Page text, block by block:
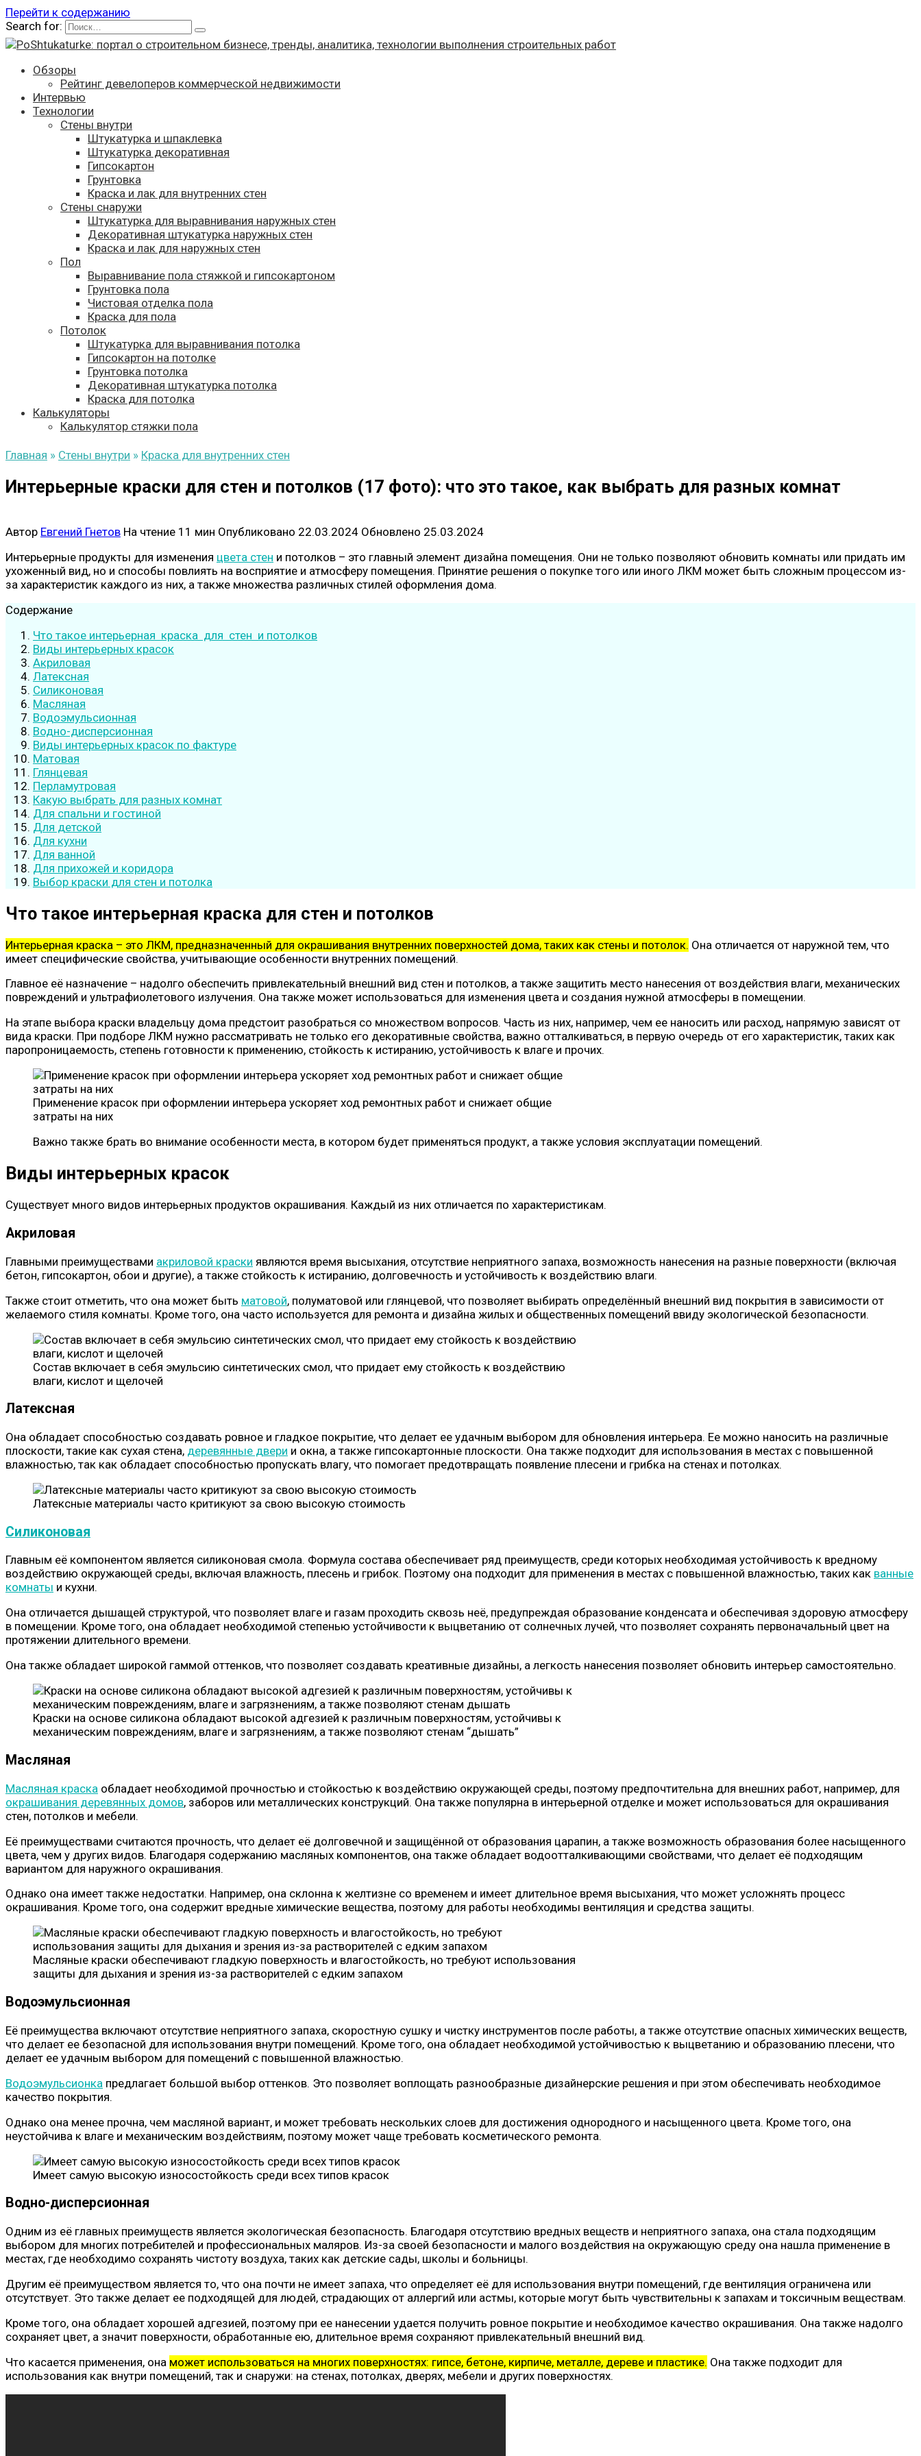
Перейти к содержанию
Search for:
Обзоры
Рейтинг девелоперов коммерческой недвижимости
Интервью
Технологии
Стены внутри
Штукатурка и шпаклевка
Штукатурка декоративная
Гипсокартон
Грунтовка
Краска и лак для внутренних стен
Стены снаружи
Штукатурка для выравнивания наружных стен
Декоративная штукатурка наружных стен
Краска и лак для наружных стен
Пол
Выравнивание пола стяжкой и гипсокартоном
Грунтовка пола
Чистовая отделка пола
Краска для пола
Потолок
Штукатурка для выравнивания потолка
Гипсокартон на потолке
Грунтовка потолка
Декоративная штукатурка потолка
Краска для потолка
Калькуляторы
Калькулятор стяжки пола
Главная » Стены внутри » Краска для внутренних стен
Интерьерные краски для стен и потолков (17 фото): что это такое, как выбрать для разных комнат
Автор Евгений Гнетов На чтение 11 мин Опубликовано 22.03.2024 Обновлено 25.03.2024
Интерьерные продукты для изменения цвета стен и потолков – это главный элемент дизайна помещения. Они не только позволяют обновить комнаты или придать им
ухоженный вид, но и способы повлиять на восприятие и атмосферу помещения. Принятие решения о покупке того или иного ЛКМ может быть сложным процессом из-
за характеристик каждого из них, а также множества различных стилей оформления дома.
Содержание
Что такое интерьерная краска для стен и потолков
Виды интерьерных красок
Акриловая
Латексная
Силиконовая
Масляная
Водоэмульсионная
Водно-дисперсионная
Виды интерьерных красок по фактуре
Матовая
Глянцевая
Перламутровая
Какую выбрать для разных комнат
Для спальни и гостиной
Для детской
Для кухни
Для ванной
Для прихожей и коридора
Выбор краски для стен и потолка
Что такое интерьерная краска для стен и потолков
Интерьерная краска – это ЛКМ, предназначенный для окрашивания внутренних поверхностей дома, таких как стены и потолок. Она отличается от наружной тем, что
имеет специфические свойства, учитывающие особенности внутренних помещений.
Главное её назначение – надолго обеспечить привлекательный внешний вид стен и потолков, а также защитить место нанесения от воздействия влаги, механических
повреждений и ультрафиолетового излучения. Она также может использоваться для изменения цвета и создания нужной атмосферы в помещении.
На этапе выбора краски владельцу дома предстоит разобраться со множеством вопросов. Часть из них, например, чем ее наносить или расход, напрямую зависят от
вида краски. При подборе ЛКМ нужно рассматривать не только его декоративные свойства, важно отталкиваться, в первую очередь от его характеристик, таких как
паропроницаемость, степень готовности к применению, стойкость к истиранию, устойчивость к влаге и прочих.
Применение красок при оформлении интерьера ускоряет ход ремонтных работ и снижает общие
затраты на них
Важно также брать во внимание особенности места, в котором будет применяться продукт, а также условия эксплуатации помещений.
Виды интерьерных красок
Существует много видов интерьерных продуктов окрашивания. Каждый из них отличается по характеристикам.
Акриловая
Главными преимуществами акриловой краски являются время высыхания, отсутствие неприятного запаха, возможность нанесения на разные поверхности (включая
бетон, гипсокартон, обои и другие), а также стойкость к истиранию, долговечность и устойчивость к воздействию влаги.
Также стоит отметить, что она может быть матовой, полуматовой или глянцевой, что позволяет выбирать определённый внешний вид покрытия в зависимости от
желаемого стиля комнаты. Кроме того, она часто используется для ремонта и дизайна жилых и общественных помещений ввиду экологической безопасности.
Состав включает в себя эмульсию синтетических смол, что придает ему стойкость к воздействию
влаги, кислот и щелочей
Латексная
Она обладает способностью создавать ровное и гладкое покрытие, что делает ее удачным выбором для обновления интерьера. Ее можно наносить на различные
плоскости, такие как сухая стена, деревянные двери и окна, а также гипсокартонные плоскости. Она также подходит для использования в местах с повышенной
влажностью, так как обладает способностью пропускать влагу, что помогает предотвращать появление плесени и грибка на стенах и потолках.
Латексные материалы часто критикуют за свою высокую стоимость
Силиконовая
Главным её компонентом является силиконовая смола. Формула состава обеспечивает ряд преимуществ, среди которых необходимая устойчивость к вредному
воздействию окружающей среды, включая влажность, плесень и грибок. Поэтому она подходит для применения в местах с повышенной влажностью, таких как ванные
комнаты и кухни.
Она отличается дышащей структурой, что позволяет влаге и газам проходить сквозь неё, предупреждая образование конденсата и обеспечивая здоровую атмосферу
в помещении. Кроме того, она обладает необходимой степенью устойчивости к выцветанию от солнечных лучей, что позволяет сохранять первоначальный цвет на
протяжении длительного времени.
Она также обладает широкой гаммой оттенков, что позволяет создавать креативные дизайны, а легкость нанесения позволяет обновить интерьер самостоятельно.
Краски на основе силикона обладают высокой адгезией к различным поверхностям, устойчивы к
механическим повреждениям, влаге и загрязнениям, а также позволяют стенам “дышать”
Масляная
Масляная краска обладает необходимой прочностью и стойкостью к воздействию окружающей среды, поэтому предпочтительна для внешних работ, например, для
окрашивания деревянных домов, заборов или металлических конструкций. Она также популярна в интерьерной отделке и может использоваться для окрашивания
стен, потолков и мебели.
Её преимуществами считаются прочность, что делает её долговечной и защищённой от образования царапин, а также возможность образования более насыщенного
цвета, чем у других видов. Благодаря содержанию масляных компонентов, она также обладает водоотталкивающими свойствами, что делает её подходящим
вариантом для наружного окрашивания.
Однако она имеет также недостатки. Например, она склонна к желтизне со временем и имеет длительное время высыхания, что может усложнять процесс
окрашивания. Кроме того, она содержит вредные химические вещества, поэтому для работы необходимы вентиляция и средства защиты.
Масляные краски обеспечивают гладкую поверхность и влагостойкость, но требуют использования
защиты для дыхания и зрения из-за растворителей с едким запахом
Водоэмульсионная
Её преимущества включают отсутствие неприятного запаха, скоростную сушку и чистку инструментов после работы, а также отсутствие опасных химических веществ,
что делает ее безопасной для использования внутри помещений. Кроме того, она обладает необходимой устойчивостью к выцветанию и образованию плесени, что
делает ее удачным выбором для помещений с повышенной влажностью.
Водоэмульсионка предлагает большой выбор оттенков. Это позволяет воплощать разнообразные дизайнерские решения и при этом обеспечивать необходимое
качество покрытия.
Однако она менее прочна, чем масляной вариант, и может требовать нескольких слоев для достижения однородного и насыщенного цвета. Кроме того, она
неустойчива к влаге и механическим воздействиям, поэтому может чаще требовать косметического ремонта.
Имеет самую высокую износостойкость среди всех типов красок
Водно-дисперсионная
Одним из её главных преимуществ является экологическая безопасность. Благодаря отсутствию вредных веществ и неприятного запаха, она стала подходящим
выбором для многих потребителей и профессиональных маляров. Из-за своей безопасности и малого воздействия на окружающую среду она нашла применение в
местах, где необходимо сохранять чистоту воздуха, таких как детские сады, школы и больницы.
Другим её преимуществом является то, что она почти не имеет запаха, что определяет её для использования внутри помещений, где вентиляция ограничена или
отсутствует. Это также делает ее подходящей для людей, страдающих от аллергий или астмы, которые могут быть чувствительны к запахам и токсичным веществам.
Кроме того, она обладает хорошей адгезией, поэтому при ее нанесении удается получить ровное покрытие и необходимое качество окрашивания. Она также надолго
сохраняет цвет, а значит поверхности, обработанные ею, длительное время сохраняют привлекательный внешний вид.
Что касается применения, она может использоваться на многих поверхностях: гипсе, бетоне, кирпиче, металле, дереве и пластике. Она также подходит для
использования как внутри помещений, так и снаружи: на стенах, потолках, дверях, мебели и других поверхностях.